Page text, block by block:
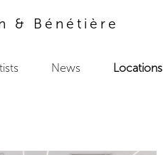
& Bénétière
News Locations